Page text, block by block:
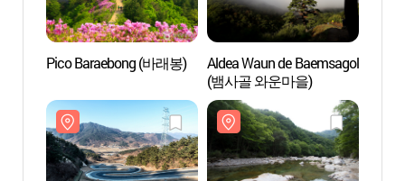
Pico Baraebong (바래봉)
Aldea Waun de Baemsagol
(뱀사골 와운마을)